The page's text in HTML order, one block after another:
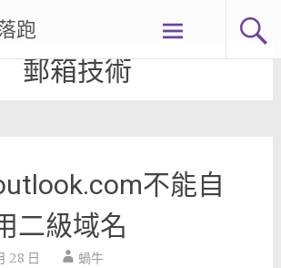
跑
郵箱技術
不能自
二級域名
28 日 蝸牛